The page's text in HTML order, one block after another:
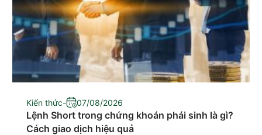
Kiến thức- 07/08/2026
Lệnh Short trong chứng khoán phái sinh là gì?
Cách giao dịch hiệu quả